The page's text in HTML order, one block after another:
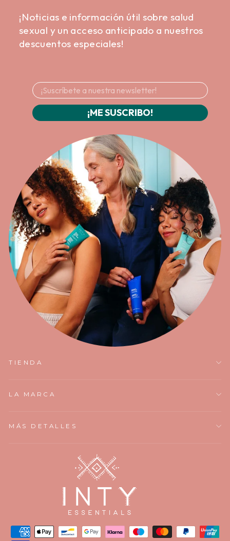
¡Noticias e información útil sobre salud
sexual y un acceso anticipado a nuestros
descuentos especiales!
¡ME SUSCRIBO!
TIENDA
LA MARCA
MÁS DETALLES